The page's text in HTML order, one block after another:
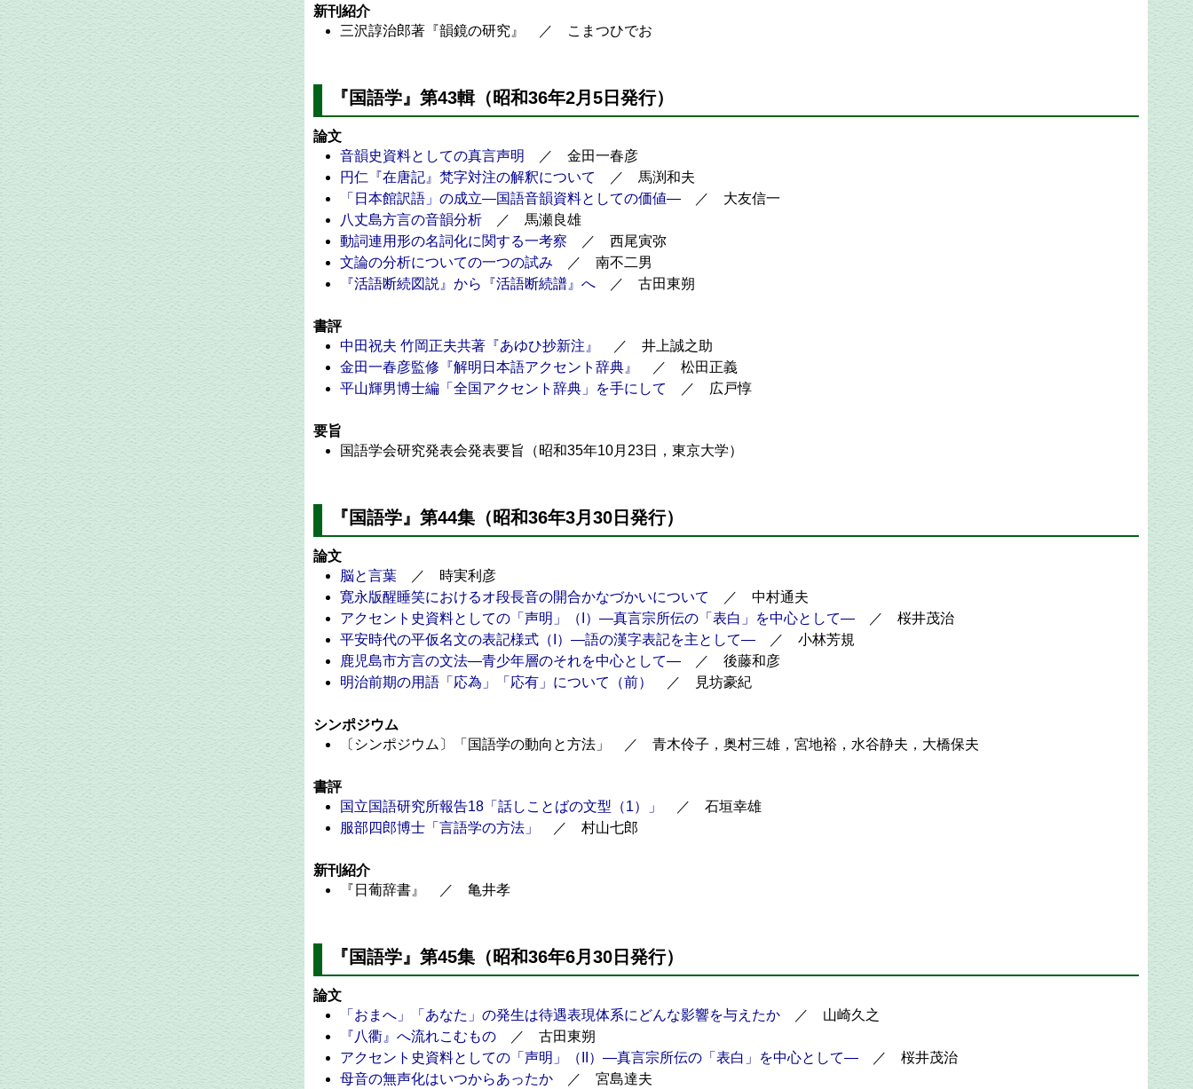
新刊紹介
三沢諄治郎著『韻鏡の研究』 ／ こまつひでお
『国語学』第43輯（昭和36年2月5日発行）
論文
音韻史資料としての真言声明
／ 金田一春彦
円仁『在唐記』梵字対注の解釈について
／ 馬渕和夫
「日本館訳語」の成立―国語音韻資料としての価値― ／ 大友信一
八丈島方言の音韻分析 ／ 馬瀬良雄
動詞連用形の名詞化に関する一考察 ／ 西尾寅弥
文論の分析についての一つの試み ／ 南不二男
『活語断続図説』から『活語断続譜』へ ／ 古田東朔
書評
中田祝夫 竹岡正夫共著『あゆひ抄新注』
／ 井上誠之助
金田一春彦監修『解明日本語アクセント辞典』
／ 松田正義
平山輝男博士編「全国アクセント辞典」を手にして
／ 広戸惇
要旨
国語学会研究発表会発表要旨（昭和35年10月23日，東京大学）
『国語学』第44集（昭和36年3月30日発行）
論文
脳と言葉 ／ 時実利彦
寛永版醒睡笑におけるオ段長音の開合かなづかいについて
／ 中村通夫
アクセント史資料としての「声明」（I）―真言宗所伝の「表白」を中心として― ／ 桜井茂治
平安時代の平仮名文の表記様式（I）―語の漢字表記を主として― ／ 小林芳規
鹿児島市方言の文法―青少年層のそれを中心として― ／ 後藤和彦
明治前期の用語「応為」「応有」について（前）
／ 見坊豪紀
シンポジウム
〔シンポジウム〕「国語学の動向と方法」 ／ 青木伶子，奥村三雄，宮地裕，水谷静夫，大橋保夫
書評
国立国語研究所報告18「話しことばの文型（1）」
／ 石垣幸雄
服部四郎博士「言語学の方法」
／ 村山七郎
新刊紹介
『日葡辞書』 ／ 亀井孝
『国語学』第45集（昭和36年6月30日発行）
論文
「おまへ」「あなた」の発生は待遇表現体系にどんな影響を与えたか ／ 山崎久之
『八衢』へ流れこむもの ／ 古田東朔
アクセント史資料としての「声明」（II）―真言宗所伝の「表白」を中心として― ／ 桜井茂治
母音の無声化はいつからあったか ／ 宮島達夫